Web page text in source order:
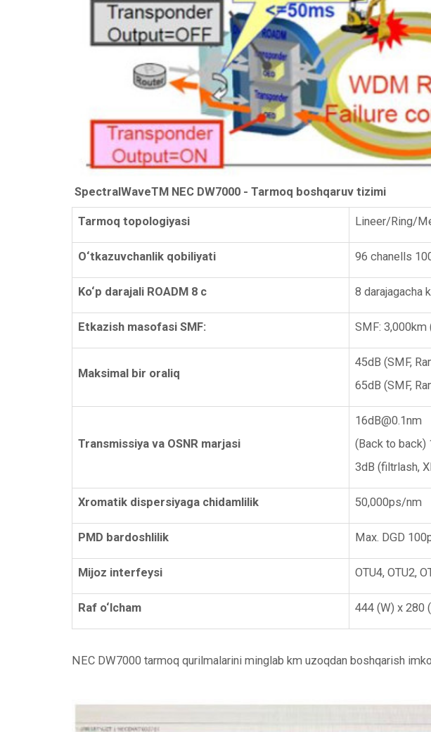
SpectralWaveTM NEC DW7000 - Tarmoq boshqaruv tizimi
Tarmoq topologiyasi Lineer/Ring/
O‘tkazuvchanlik qobiliyati 96 chanells
Ko‘p darajali ROADM 8 c 8 darajagacha
Etkazish masofasi SMF: SMF: 3,000km
Maksimal bir oraliq
45dB (SMF,
65dB (SMF,
Transmissiya va OSNR marjasi
16dB@0.1nm
(Back to back)
3dB (filtrlash,
Xromatik dispersiyaga chidamlilik 50,000ps/nm
PMD bardoshlilik Max. DGD
Mijoz interfeysi OTU4, OTU2,
Raf o‘lcham 444 (W) x 280
NEC DW7000 tarmoq qurilmalarini minglab km uzoqdan boshqarish